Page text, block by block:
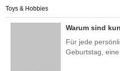
Toys & Hobbies
Für jede
Geburtstag,